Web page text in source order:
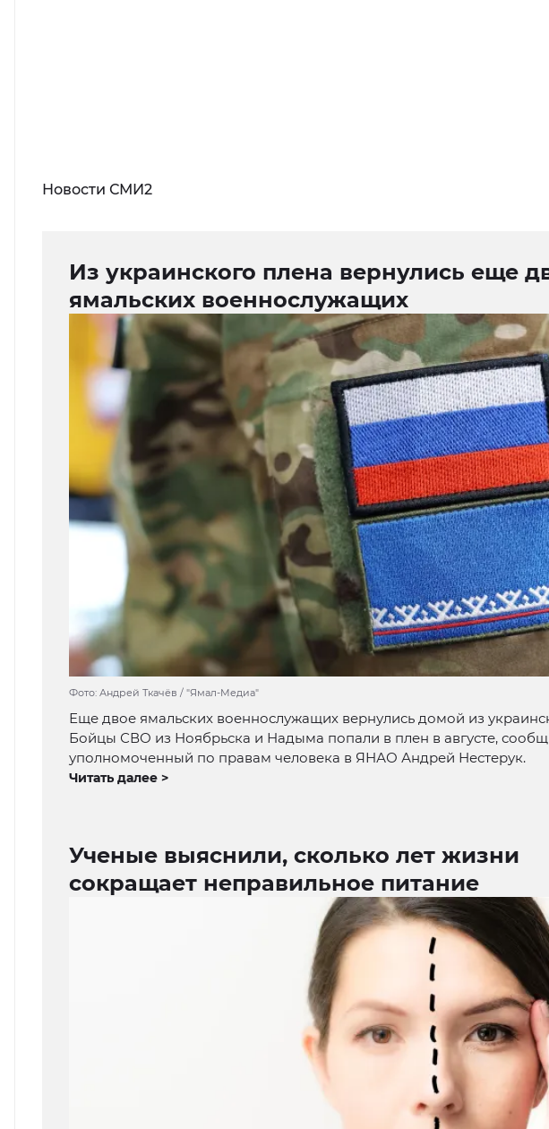
Новости СМИ2
Из украинского плена вернулись еще
ямальских военнослужащих
Фото: Андрей Ткачёв / "Ямал-Медиа"
Еще двое ямальских военнослужащих вернулись домой из
Бойцы СВО из Ноябрьска и Надыма попали в плен в августе,
уполномоченный по правам человека в ЯНАО Андрей Нестерук.
Читать далее >
Ученые выяснили, сколько лет жизни
сокращает неправильное питание